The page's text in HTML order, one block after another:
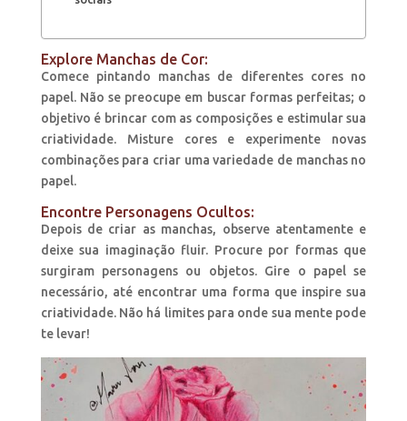
Explore Manchas de Cor:
Comece pintando manchas de diferentes cores no
papel. Não se preocupe em buscar formas perfeitas; o
objetivo é brincar com as composições e estimular sua
criatividade. Misture cores e experimente novas
combinações para criar uma variedade de manchas no
papel.
Encontre Personagens Ocultos:
Depois de criar as manchas, observe atentamente e
deixe sua imaginação fluir. Procure por formas que
surgiram personagens ou objetos. Gire o papel se
necessário, até encontrar uma forma que inspire sua
criatividade. Não há limites para onde sua mente pode
te levar!